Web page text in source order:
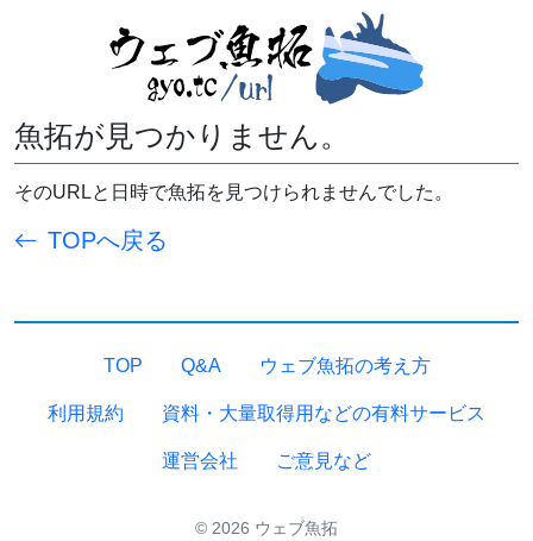
魚拓が見つかりません。
そのURLと日時で魚拓を見つけられませんでした。
TOPへ戻る
TOP Q&A ウェブ魚拓の考え方
利用規約 資料・大量取得用などの有料サービス
運営会社 ご意見など
© 2026 ウェブ魚拓